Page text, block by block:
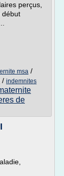
perçus,
début
msa /
/ indemnites
de